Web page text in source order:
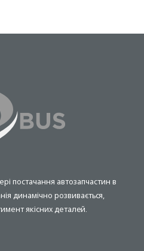
постачання автозапчастин в
динамічно розвивається,
якісних деталей.